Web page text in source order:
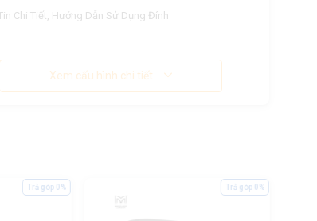
Chi Tiết, Hướng Dẫn Sử Dụng Đính
Xem cấu hình chi tiết
Trả góp 0% Trả góp 0%